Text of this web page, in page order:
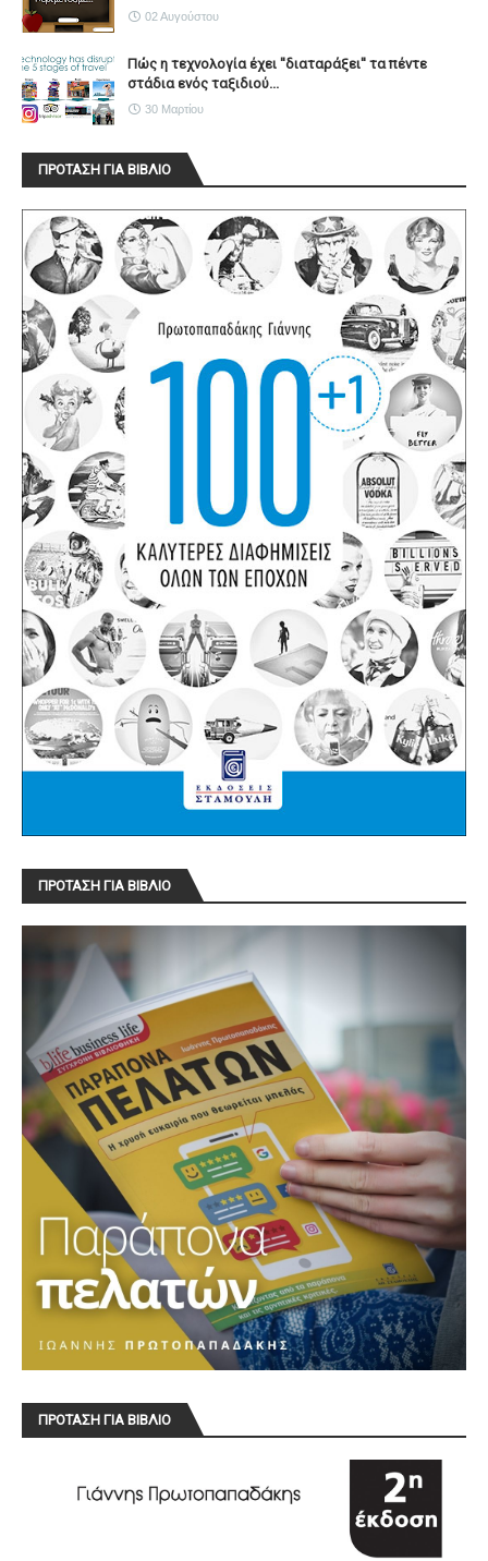
02 Αυγούστου
Πώς η τεχνολογία έχει ''διαταράξει'' τα πέντε
στάδια ενός ταξιδιού...
30 Μαρτίου
ΠΡΟΤΑΣΗ ΓΙΑ ΒΙΒΛΙΟ
ΠΡΟΤΑΣΗ ΓΙΑ ΒΙΒΛΙΟ
ΠΡΟΤΑΣΗ ΓΙΑ ΒΙΒΛΙΟ